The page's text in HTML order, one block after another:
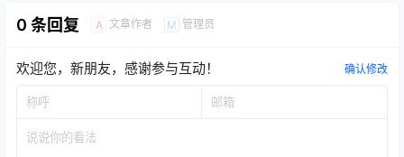
0 条回复 A 文章作者 M 管理员
欢迎您，新朋友，感谢参与互动！ 确认修改